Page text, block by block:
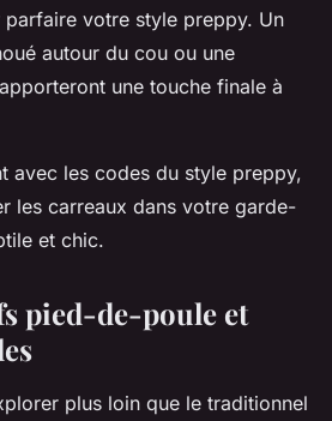
parfaire votre style preppy. Un
autour du cou ou une
une touche finale à
avec les codes du style preppy,
les carreaux dans votre garde-
et chic.
pied-de-poule et
plus loin que le traditionnel